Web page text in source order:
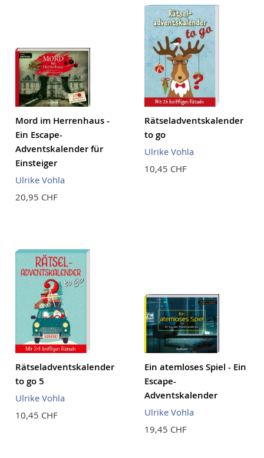
Mord im Herrenhaus -
Ein Escape-
Adventskalender für
Einsteiger
Ulrike Vohla
20,95 CHF
Rätseladventskalender
to go
Ulrike Vohla
10,45 CHF
Rätseladventskalender
to go 5
Ulrike Vohla
10,45 CHF
Ein atemloses Spiel - Ein
Escape-
Adventskalender
Ulrike Vohla
19,45 CHF